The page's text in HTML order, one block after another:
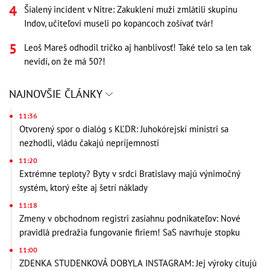
Šialený incident v Nitre: Zakuklení muži zmlátili skupinu
Indov, učiteľovi museli po kopancoch zošívať tvár!
Leoš Mareš odhodil tričko aj hanblivosť! Také telo sa len tak
nevidí, on že má 50?!
NAJNOVŠIE ČLÁNKY
11:36
Otvorený spor o dialóg s KĽDR: Juhokórejskí ministri sa
nezhodli, vládu čakajú nepríjemnosti
11:20
Extrémne teploty? Byty v srdci Bratislavy majú výnimočný
systém, ktorý ešte aj šetrí náklady
11:18
Zmeny v obchodnom registri zasiahnu podnikateľov: Nové
pravidlá predražia fungovanie firiem! SaS navrhuje stopku
11:00
ZDENKA STUDENKOVÁ DOBYLA INSTAGRAM: Jej výroky citujú